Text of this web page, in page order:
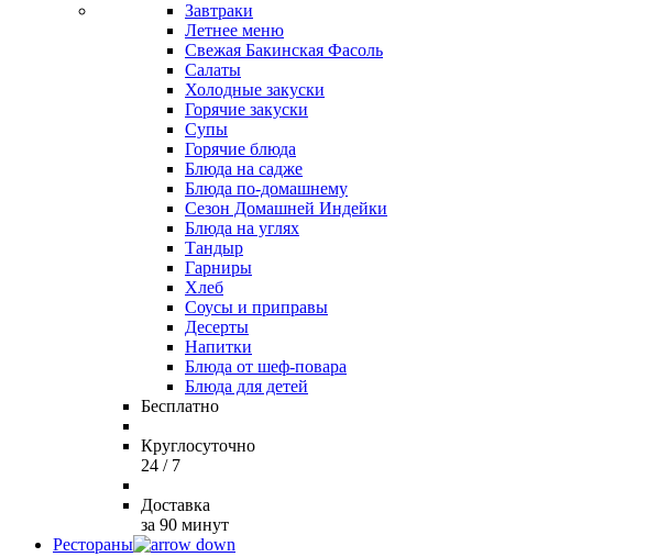
Завтраки
Летнее меню
Свежая Бакинская Фасоль
Салаты
Холодные закуски
Горячие закуски
Супы
Горячие блюда
Блюда на садже
Блюда по-домашнему
Сезон Домашней Индейки
Блюда на углях
Тандыр
Гарниры
Хлеб
Соусы и приправы
Десерты
Напитки
Блюда от шеф-повара
Блюда для детей
Бесплатно
Круглосуточно
24 / 7
Доставка
за 90 минут
Рестораны